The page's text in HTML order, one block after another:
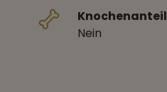
Knochenanteil
Nein